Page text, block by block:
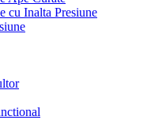
cu Inalta Presiune